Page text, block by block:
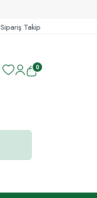
Sipariş Takip
0